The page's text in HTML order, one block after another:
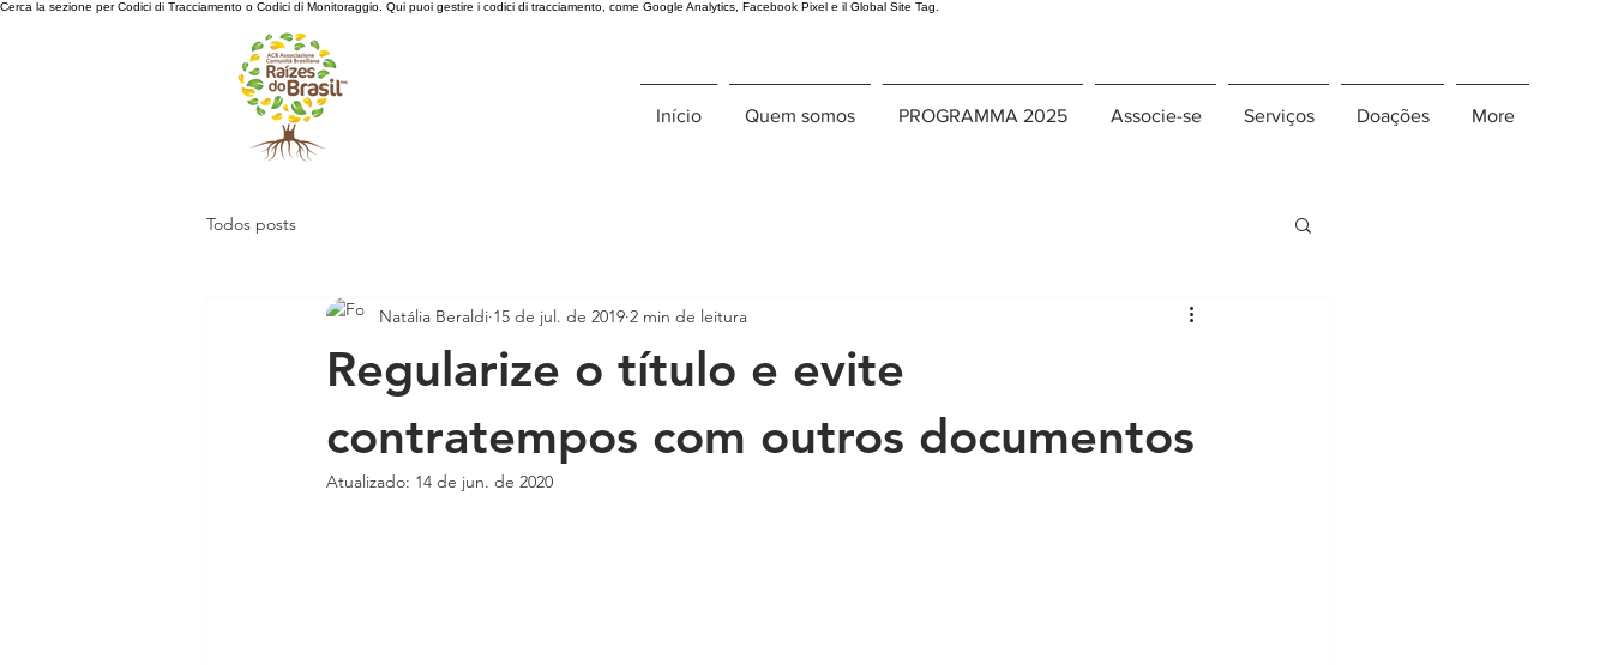
Cerca la sezione per Codici di Tracciamento o Codici di Monitoraggio. Qui puoi gestire i codici di tracciamento, come Google Analytics, Facebook Pixel e il Global Site Tag.
Início Quem somos PROGRAMMA 2025 Associe-se Serviços Doações More
Todos posts
Regularize o título e evite
contratempos com outros documentos
Natália Beraldi 15 de jul. de 2019 2 min de leitura
Atualizado: 14 de jun. de 2020